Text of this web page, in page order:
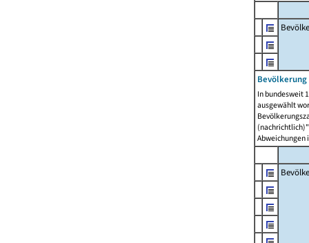
In bundesweit
ausgewählt
Abweichungen